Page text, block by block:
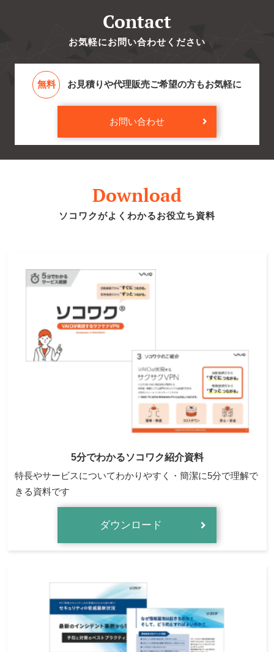
Contact
お気軽にお問い合わせください
無料 お見積りや代理販売ご希望の方もお気軽に
お問い合わせ
Download
ソコワクがよくわかるお役立ち資料
5分でわかるソコワク紹介資料
特長やサービスについてわかりやすく・簡潔に5分で理解で
きる資料です
ダウンロード